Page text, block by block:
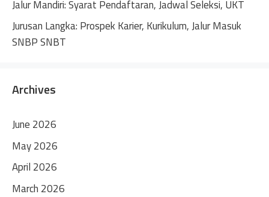
Jalur Mandiri: Syarat Pendaftaran, Jadwal Seleksi, UKT
Jurusan Langka: Prospek Karier, Kurikulum, Jalur Masuk
SNBP SNBT
Archives
June 2026
May 2026
April 2026
March 2026